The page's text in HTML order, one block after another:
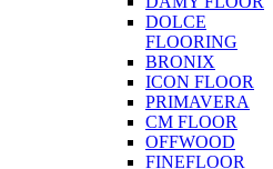
DOLCE
FLOORING
BRONIX
ICON FLOOR
PRIMAVERA
CM FLOOR
OFFWOOD
FINEFLOOR